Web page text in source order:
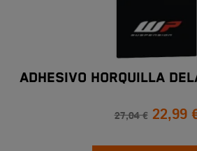
ADHESIVO HORQUILLA
27,04 € 22,99